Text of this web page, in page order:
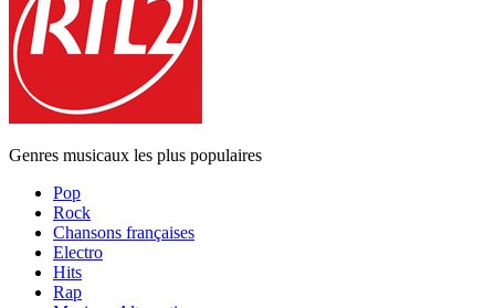
Genres musicaux les plus populaires
Pop
Rock
Chansons françaises
Electro
Hits
Rap